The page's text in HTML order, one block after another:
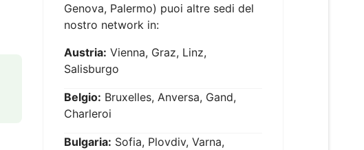
Genova, Palermo) puoi altre sedi del
nostro network in:
Austria: Vienna, Graz, Linz,
Salisburgo
Belgio: Bruxelles, Anversa, Gand,
Charleroi
Bulgaria: Sofia, Plovdiv, Varna,